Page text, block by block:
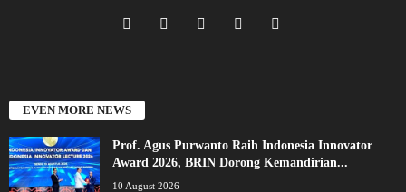
EVEN MORE NEWS
Prof. Agus Purwanto Raih Indonesia Innovator
Award 2026, BRIN Dorong Kemandirian...
10 August 2026